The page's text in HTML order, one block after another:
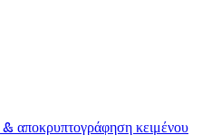
αποκρυπτογράφηση κειμένου